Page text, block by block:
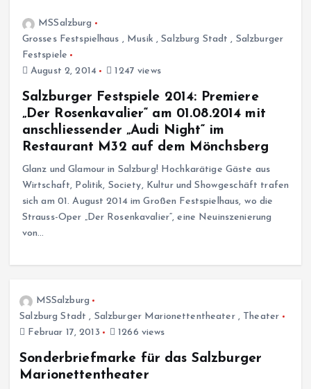
MSSalzburg
Grosses Festspielhaus , Musik ,Salzburg Stadt , Salzburger
Festspiele
August 2, 2014
1247 views
Salzburger Festspiele 2014: Premiere
„Der Rosenkavalier“ am 01.08.2014 mit
anschliessender „Audi Night“ im
Restaurant M32 auf dem Mönchsberg
Glanz und Glamour in Salzburg! Hochkarätige Gäste aus
Wirtschaft, Politik, Society, Kultur und Showgeschäft trafen
sich am 01. August 2014 im Großen Festspielhaus, wo die
Strauss-Oper „Der Rosenkavalier“, eine Neuinszenierung
von…
MSSalzburg
Salzburg Stadt , Salzburger Marionettentheater, Theater
Februar 17, 2013
1266 views
Sonderbriefmarke für das Salzburger
Marionettentheater